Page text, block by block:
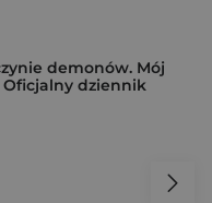
demonów. Mój
dziennik